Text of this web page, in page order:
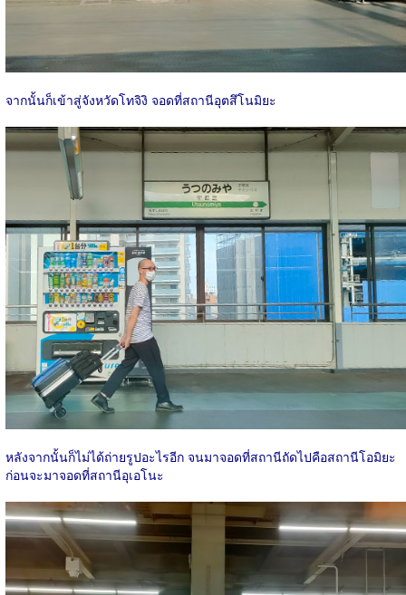
จากนั้นก็เข้าสู่จังหวัดโทจิงิ จอดที่สถานีอุตสึโนมิยะ
หลังจากนั้นก็ไม่ได้ถ่ายรูปอะไรอีก จนมาจอดที่สถานีถัดไปคือสถานีโอมิยะ
ก่อนจะมาจอดที่สถานีอุเอโนะ